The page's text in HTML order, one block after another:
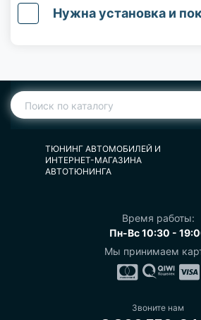
Нужна установка и
ТЮНИНГ АВТОМОБИЛЕЙ И
ИНТЕРНЕТ-МАГАЗИНА
АВТОТЮНИНГА
Время работы:
Пн-Вс 10:30 -
Мы принимаем
Звоните нам